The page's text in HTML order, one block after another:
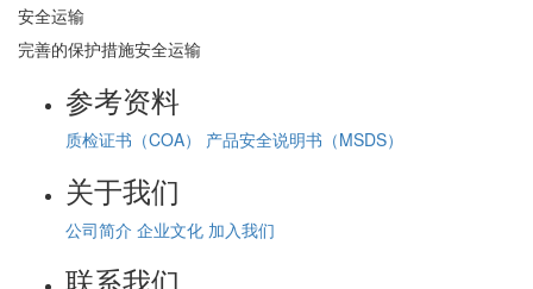
安全运输
完善的保护措施安全运输
参考资料
质检证书（COA） 产品安全说明书（MSDS）
关于我们
公司简介 企业文化 加入我们
联系我们